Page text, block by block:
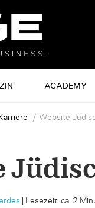
ACADEMY
Website
Lesezeit: ca. 2